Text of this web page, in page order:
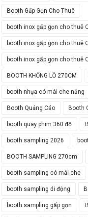
Booth Gấp Gọn Cho Thuê
booth inox gấp gọn cho thuê
booth inox gấp gọn cho thuê
booth inox gấp gọn cho thuê
BOOTH KHỔNG LỒ 270CM
booth nhựa có mái che nắng
Booth Quảng Cáo Booth
booth quay phim 360 độ
booth sampling 2026
BOOTH SAMPLING 270cm
booth sampling có mái che
booth sampling di động
booth sampling gấp gọn